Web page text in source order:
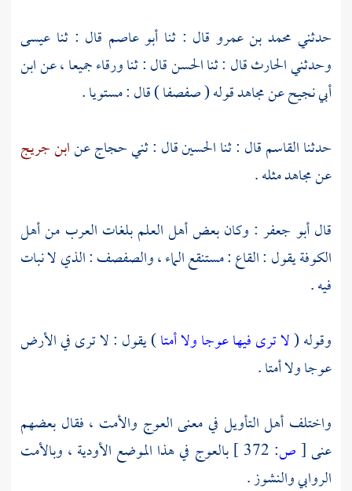
حدثني محمد بن عمرو قال : ثنا أبو عاصم قال : ثنا عيسى
وحدثنيالحارثقال : ثناالحسنقال : ثناورقاءجميعا ، عنابن
أبي نجيحعنمجاهدقوله ( صفصفا ) قال : مستويا .
حدثناالقاسمقال : ثناالحسينقال : ثنيحجاجعنابن جريج
عنمجاهدمثله .
قالأبو جعفر : وكان بعض أهل العلم بلغات العرب منأهل
الكوفةيقول : القاع : مستنقع الماء ، والصفصف : الذي لا نبات
فيه .
وقوله (لا ترى فيها عوجا ولا أمتا) يقول : لا ترى في الأرض
عوجا ولا أمتا .
واختلف أهل التأويل في معنى العوج والأمت ، فقال بعضهم
عنى[ص:
بالعوج في هذا الموضع الأودية ، وبالأمت
الروابي والنشوز .